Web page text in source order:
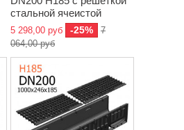
стальной ячеистой
5 298,00 руб -25%
7
064,00 руб